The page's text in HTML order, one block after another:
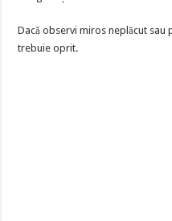
Dacă observi miros neplăcut sau
trebuie oprit.